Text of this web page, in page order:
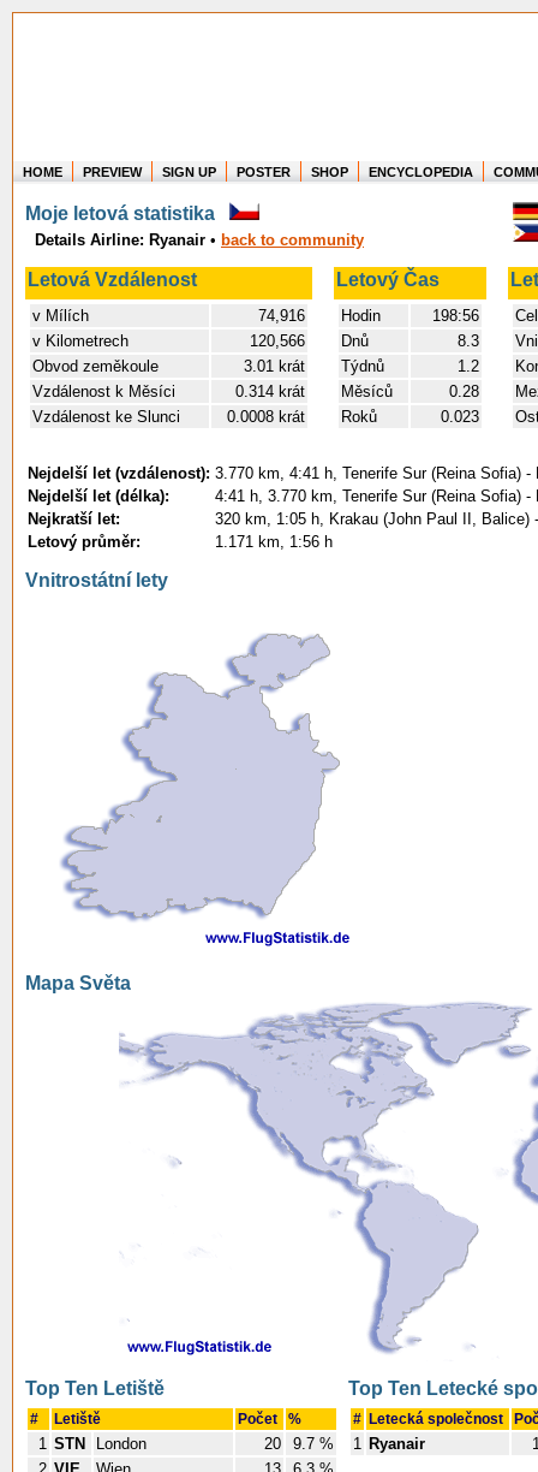
Where in the world have you flown?
How long have you been in the air?
Create your own FlightMemory and see!
HOME PREVIEW SIGN UP POSTER SHOP ENCYCLOPEDIA
Moje letová statistika
Details Airline: Ryanair • back to community
Letová Vzdálenost Letový Čas
v Mílích
74,916
v Kilometrech
120,566
Obvod zeměkoule
3.01 krát
Vzdálenost k Měsíci
0.314 krát
Vzdálenost ke Slunci
0.0008 krát
Hodin
198:56
Dnů
8.3
Týdnů
1.2
Měsíců
0.28
Roků
0.023
Nejdelší let (vzdálenost): 3.770 km, 4:41 h, Tenerife Sur (Reina Sofia)
Nejdelší let (délka):
4:41 h, 3.770 km, Tenerife Sur (Reina Sofia)
Nejkratší let:
320 km, 1:05 h, Krakau (John Paul II, Balice)
Letový průměr:
1.171 km, 1:56 h
Vnitrostátní lety
Mapa Světa
Top Ten Letiště
# Letiště Počet %
1 STN London 20
9.7 %
Top Ten Letecké
# Letecká společnost
1 Ryanair